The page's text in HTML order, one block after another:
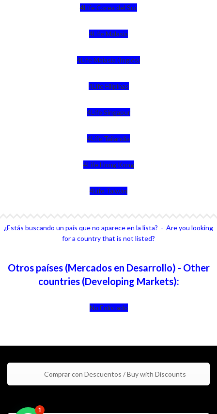
4Life Corea del Sur
4Life Malasia
4Life Malasia (Inglés)
4Life Filipinas
4Life Singapur
4Life Tailandia
4Life Hong Kong
4Life Taiwán
¿Estás buscando un país que no aparece en la lista? - Are you looking
for a country that is not listed?
Otros países (Mercados en Desarrollo) - Other
countries (Developing Markets):
No Enlistado
Comprar con Descuentos / Buy with Discounts
1